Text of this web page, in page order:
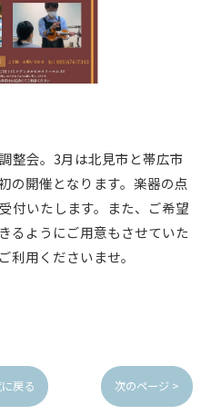
整会。3月は北見市と帯広市
の開催となります。楽器の点
付いたします。また、ご希望
るようにご用意もさせていた
利用くださいませ。
戻る 次のページ >